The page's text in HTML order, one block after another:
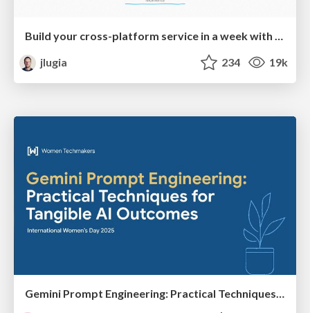
jlugia
234 19k
Gemini Prompt Engineering: Practical Techniques for Tangible AI Outcomes